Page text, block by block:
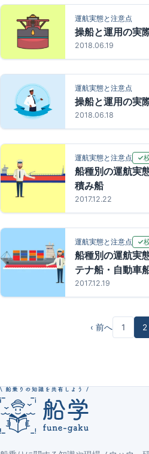
運航実態と注意点
操船と運用の実
2018.06.19
運航実態と注意点
操船と運用の実
2018.06.18
運航実態と注意点
船種別の運航実
積み船
2017.12.22
運航実態と注意点
船種別の運航実
テナ船・自動車
2017.12.19
‹ 前へ 1 2